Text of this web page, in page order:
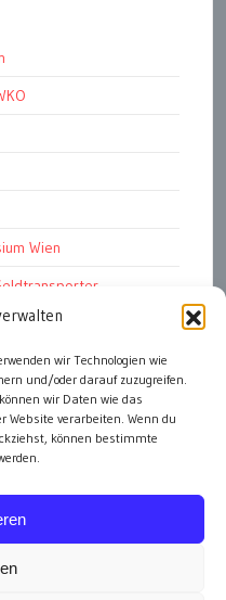
wir Technologien wie
und/oder darauf zuzugreifen.
wir Daten wie das
Website verarbeiten. Wenn du
können bestimmte
Wien
2026